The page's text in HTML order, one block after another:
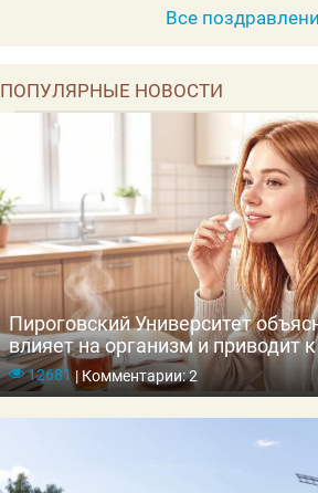
Все
ПОПУЛЯРНЫЕ НОВОСТИ
Пироговский Университет
влияет на организм и приводит
12681|Комментарии: 2